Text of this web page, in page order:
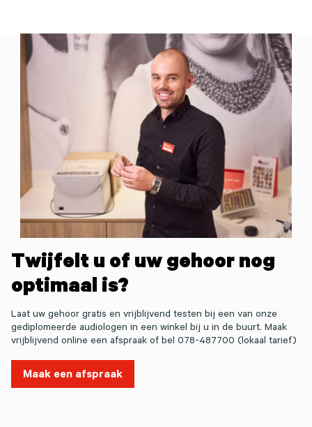
Twijfelt u of uw gehoor nog
optimaal is?
Laat uw gehoor gratis en vrijblijvend testen bij een van onze
gediplomeerde audiologen in een winkel bij u in de buurt. Maak
vrijblijvend online een afspraak of bel 078-487700 (lokaal tarief)
Maak een afspraak